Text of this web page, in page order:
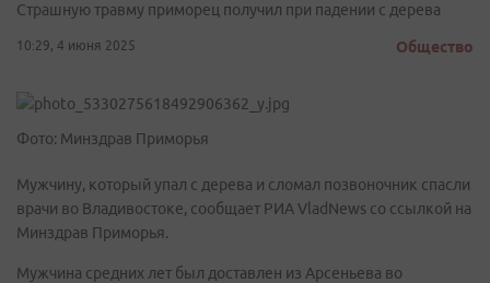
Страшную травму приморец получил при падении с дерева
10:29, 4 июня 2025 Общество
Фото: Минздрав Приморья
Мужчину, который упал с дерева и сломал позвоночник спасли
врачи во Владивостоке, сообщает РИА VladNews со ссылкой на
Минздрав Приморья.
Мужчина средних лет был доставлен из Арсеньева во